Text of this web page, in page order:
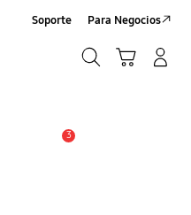
Soporte Para Negocios
3